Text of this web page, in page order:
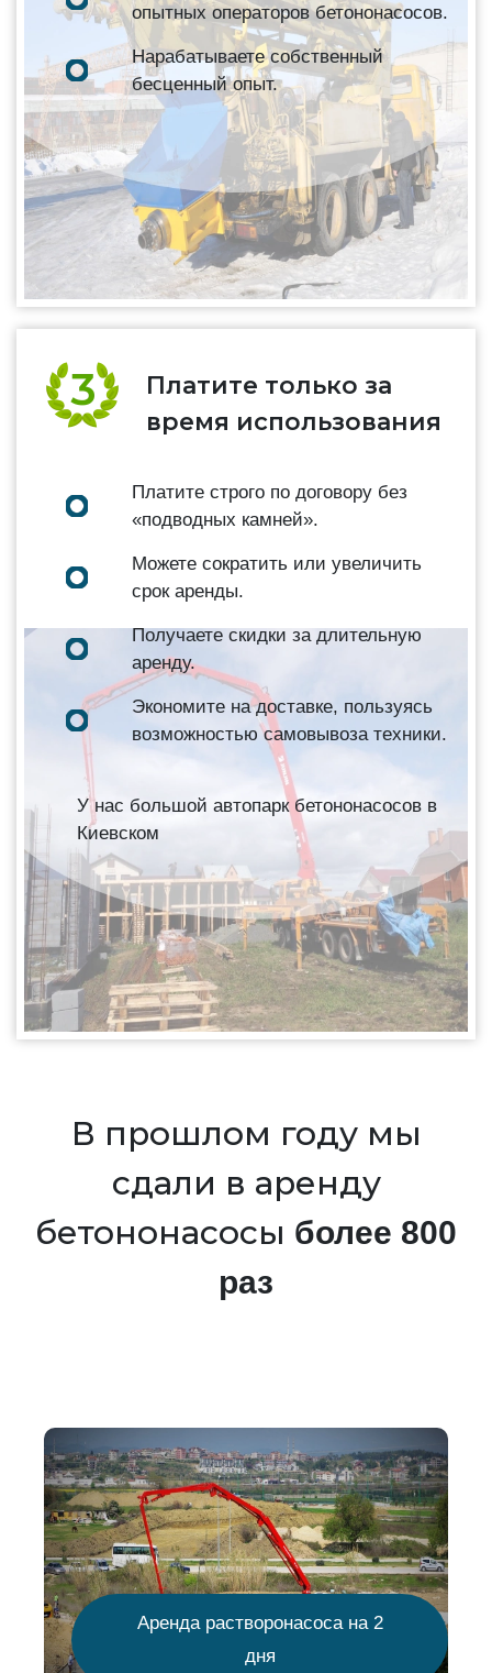
опытных операторов бетононасосов.
Нарабатываете собственный
бесценный опыт.
Платите только за
время использования
Платите строго по договору без
«подводных камней».
Можете сократить или увеличить
срок аренды.
Получаете скидки за длительную
аренду.
Экономите на доставке, пользуясь
возможностью самовывоза техники.
У нас большой автопарк бетононасосов в
Киевском
В прошлом году мы
сдали в аренду
бетононасосы более 800
раз
Аренда растворонасоса на 2
дня